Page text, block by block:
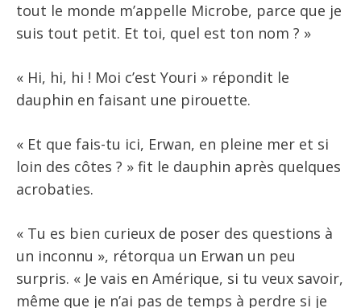
tout le monde m’appelle Microbe, parce que je
suis tout petit. Et toi, quel est ton nom ? »
« Hi, hi, hi ! Moi c’est Youri » répondit le
dauphin en faisant une pirouette.
« Et que fais-tu ici, Erwan, en pleine mer et si
loin des côtes ? » fit le dauphin après quelques
acrobaties.
« Tu es bien curieux de poser des questions à
un inconnu », rétorqua un Erwan un peu
surpris. « Je vais en Amérique, si tu veux savoir,
même que je n’ai pas de temps à perdre si je